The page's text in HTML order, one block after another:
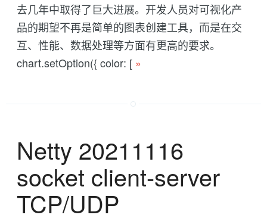
去几年中取得了巨大进展。开发人员对可视化产
品的期望不再是简单的图表创建工具，而是在交
互、性能、数据处理等方面有更高的要求。
chart.setOption({ color: [ »
Netty 20211116
socket client-server
TCP/UDP